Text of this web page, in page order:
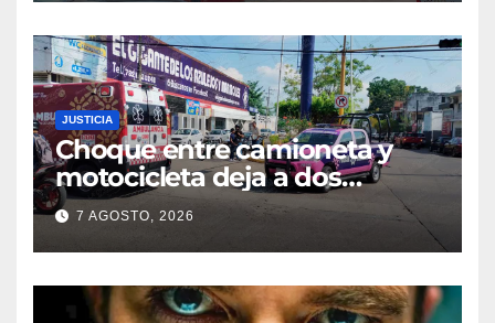
JUSTICIA
Choque entre camioneta y
motocicleta deja a dos
jóvenes lesionados en la
colonia 27 de Septiembre de
Poza Rica
7 AGOSTO, 2026